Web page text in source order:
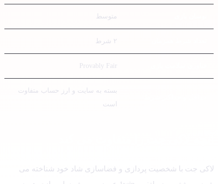
متوسط
Provably Fair
بسته به سایت و ارز حساب متفاوت
است
جت با شخصیت پردازی و فضاسازی شاد خود شناخته می